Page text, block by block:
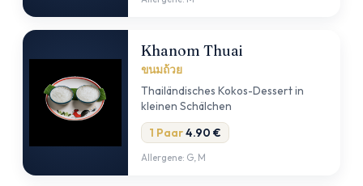
Khanom Thuai
ขนมถ้วย
Thailändisches Kokos-Dessert in
kleinen Schälchen
1 Paar4.90 €
Allergene: G, M